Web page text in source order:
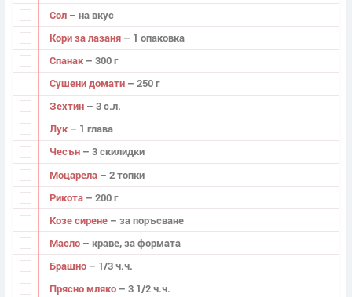
Сол – на вкус
Кори за лазаня – 1 опаковка
Спанак – 300 г
Сушени домати – 250 г
Зехтин – 3 с.л.
Лук – 1 глава
Чесън – 3 скилидки
Моцарела – 2 топки
Рикота – 200 г
Козе сирене – за поръсване
Масло – краве, за формата
Брашно – 1/3 ч.ч.
Прясно мляко – 3 1/2 ч.ч.